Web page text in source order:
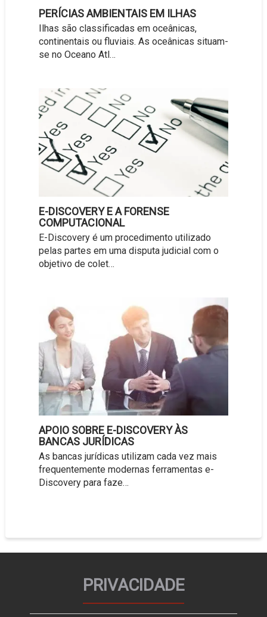
PERÍCIAS AMBIENTAIS EM ILHAS
Ilhas são classificadas em oceânicas,
continentais ou fluviais. As oceânicas situam-
se no Oceano Atl…
E-DISCOVERY E A FORENSE
COMPUTACIONAL
E-Discovery é um procedimento utilizado
pelas partes em uma disputa judicial com o
objetivo de colet…
APOIO SOBRE E-DISCOVERY ÀS
BANCAS JURÍDICAS
As bancas jurídicas utilizam cada vez mais
frequentemente modernas ferramentas e-
Discovery para faze…
PRIVACIDADE